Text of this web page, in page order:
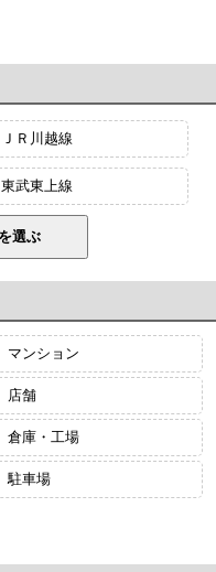
ＪＲ川越線
東武東上線
マンション
店舗
倉庫・工場
駐車場